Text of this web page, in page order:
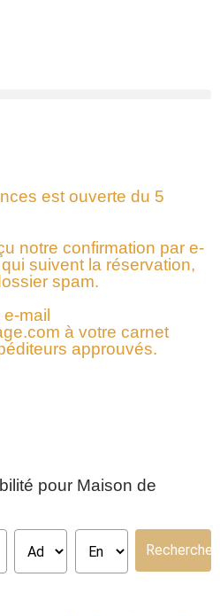
est ouverte du 5
notre confirmation par e-
suivent la réservation,
spam.
mail
à votre carnet
approuvés.
pour Maison de